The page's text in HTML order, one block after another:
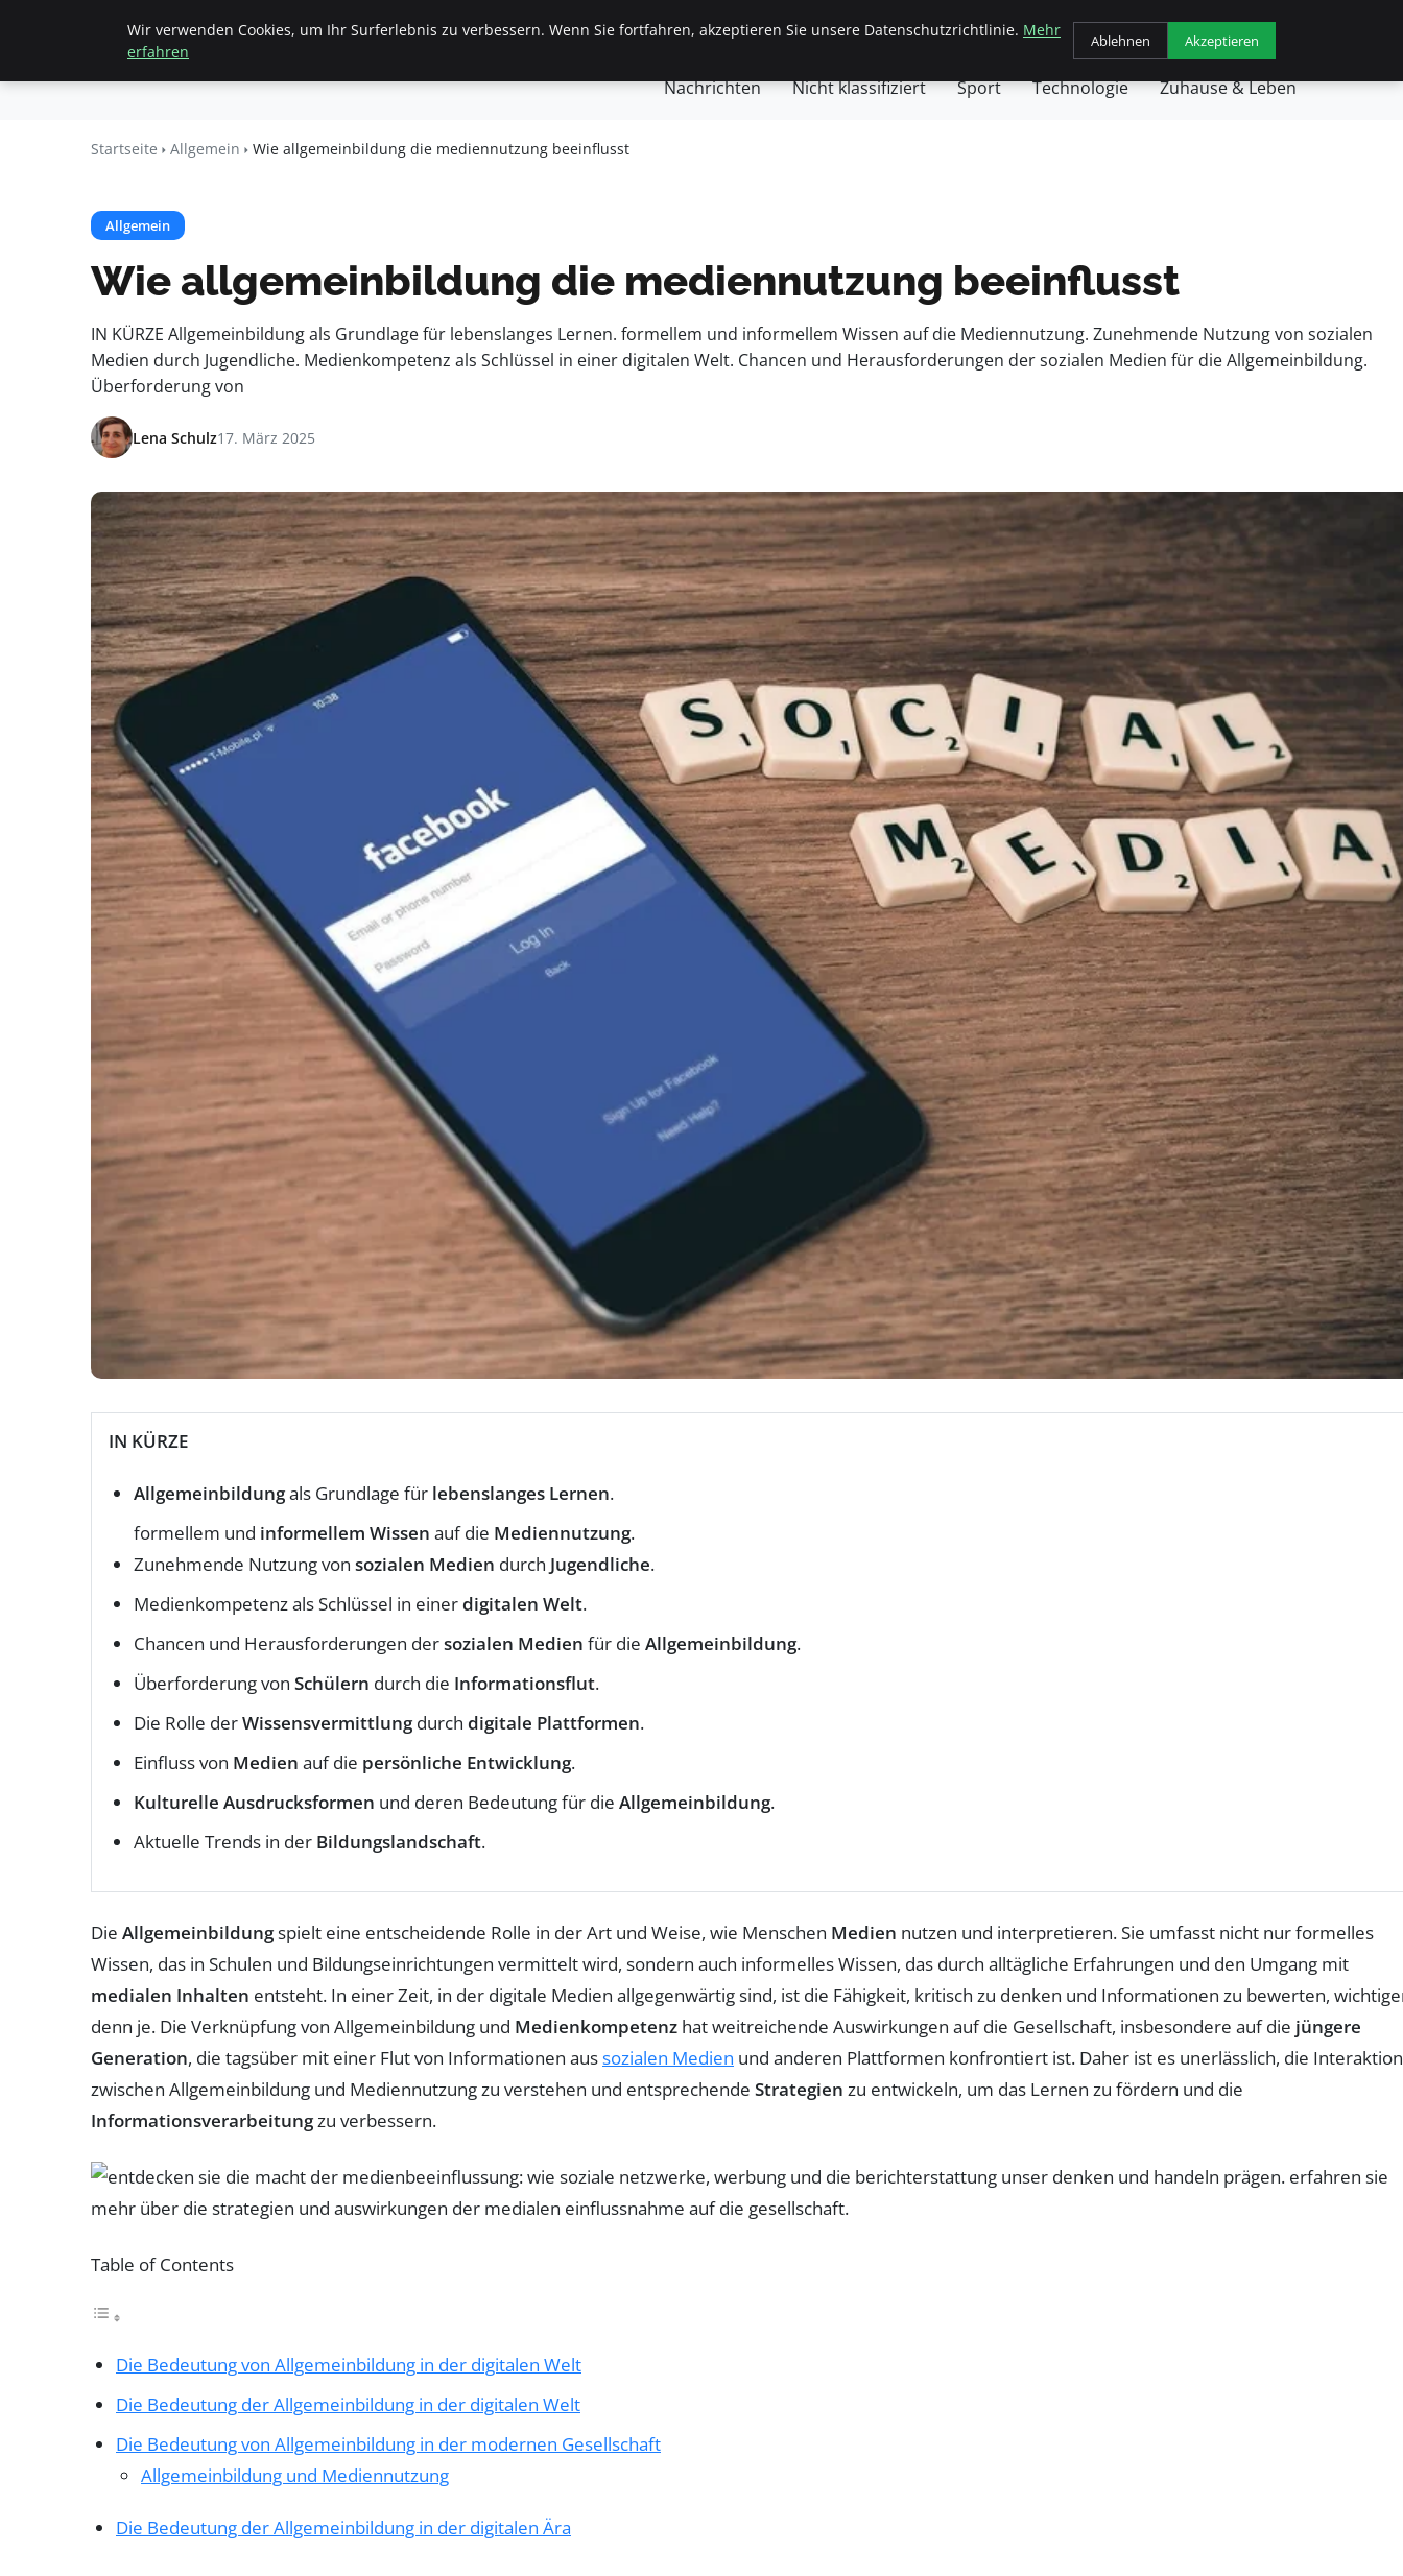
Beyond
Startseite Allgemein Finanzen & Immobilien Frauen / Mode Geschäft Gesundheit Haustiere Kochen
Nachrichten Nicht klassifiziert Sport Technologie Zuhause & Leben
Startseite Allgemein Wie allgemeinbildung die mediennutzung beeinflusst
Allgemein
Wie allgemeinbildung die mediennutzung beeinflusst
IN KÜRZE Allgemeinbildung als Grundlage für lebenslanges Lernen. formellem und informellem Wissen auf die Mediennutzung. Zunehmende Nutzung von sozialen
Medien durch Jugendliche. Medienkompetenz als Schlüssel in einer digitalen Welt. Chancen und Herausforderungen der sozialen Medien für die Allgemeinbildung.
Überforderung von
Lena Schulz17. März 2025
IN KÜRZE
Allgemeinbildungals Grundlage für lebenslanges Lernen.
formellem und informellem Wissen auf die Mediennutzung.
Zunehmende Nutzung von sozialen Medien durch Jugendliche.
Medienkompetenz als Schlüssel in einerdigitalen Welt.
Chancen und Herausforderungen dersozialen Medien für die Allgemeinbildung.
Überforderung von Schülern durch die Informationsflut.
Die Rolle derWissensvermittlungdurch digitale Plattformen.
Einfluss von Medien auf die persönliche Entwicklung.
Kulturelle Ausdrucksformen und deren Bedeutung für die Allgemeinbildung.
Aktuelle Trends in der Bildungslandschaft.
Die Allgemeinbildungspielt eine entscheidende Rolle in der Art und Weise, wie Menschen Medien nutzen und interpretieren. Sie umfasst nicht nur formelles
Wissen, das in Schulen und Bildungseinrichtungen vermittelt wird, sondern auch informelles Wissen, das durch alltägliche Erfahrungen und den Umgang mit
medialen Inhalten entsteht. In einer Zeit, in der digitale Medien allgegenwärtig sind, ist die Fähigkeit, kritisch zu denken und Informationen zu bewerten,
denn je. Die Verknüpfung von Allgemeinbildung und Medienkompetenz hat weitreichende Auswirkungen auf die Gesellschaft, insbesondere auf die jüngere
Generation, die tagsüber mit einer Flut von Informationen aussozialen Medien und anderen Plattformen konfrontiert ist. Daher ist es unerlässlich, die
zwischen Allgemeinbildung und Mediennutzung zu verstehen und entsprechende Strategien zu entwickeln, um das Lernen zu fördern und die
Informationsverarbeitungzu verbessern.
Table of Contents
Die Bedeutung von Allgemeinbildung in der digitalen Welt
Die Bedeutung der Allgemeinbildung in der digitalen Welt
Die Bedeutung von Allgemeinbildung in der modernen Gesellschaft
Allgemeinbildung und Mediennutzung
Die Bedeutung der Allgemeinbildung in der digitalen Ära
Wir verwenden Cookies, um Ihr Surferlebnis zu verbessern. Wenn Sie fortfahren, akzeptieren Sie unsere Datenschutzrichtlinie. Mehr
erfahren
Ablehnen Akzeptieren